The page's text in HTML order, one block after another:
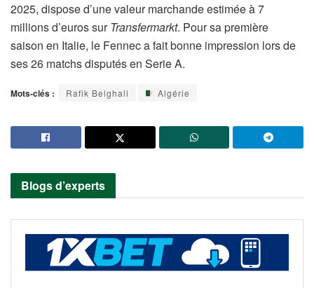
2025, dispose d’une valeur marchande estimée à 7
millions d’euros sur Transfermarkt. Pour sa première
saison en Italie, le Fennec a fait bonne impression lors de
ses 26 matchs disputés en Serie A.
Mots-clés : Rafik Belghali Algérie
Blogs d’experts